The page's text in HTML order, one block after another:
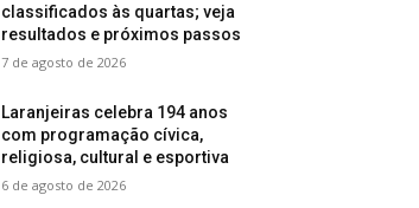
classificados às quartas; veja
resultados e próximos passos
7 de agosto de 2026
Laranjeiras celebra 194 anos
com programação cívica,
religiosa, cultural e esportiva
6 de agosto de 2026